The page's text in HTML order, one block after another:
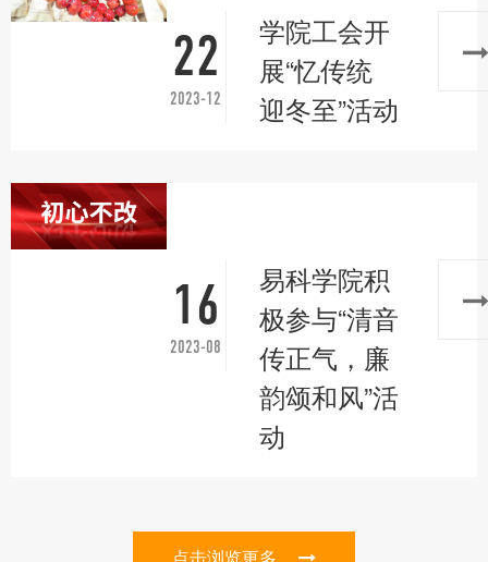
22
2023-12
学院工会开
展“忆传统
迎冬至”活动
16
2023-08
易科学院积
极参与“清音
传正气，廉
韵颂和风”活
动